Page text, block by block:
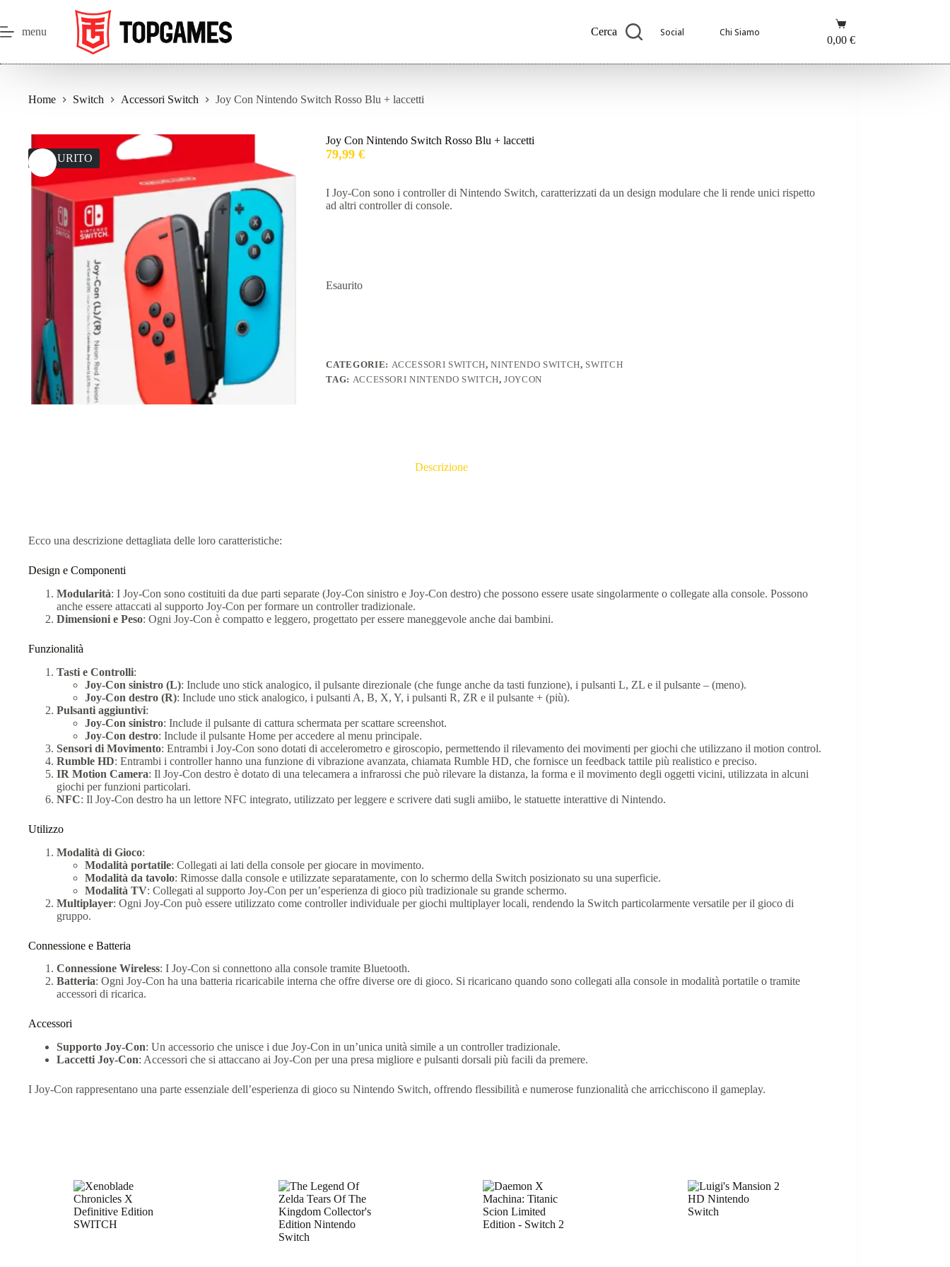
contenuto
menu Cerca Social Chi Siamo
Carrello
0,00 €
Home Switch Accessori Switch Joy Con Nintendo Switch Rosso Blu + laccetti
ESAURITO
Joy Con Nintendo Switch Rosso Blu + laccetti
79,99€
I Joy-Con sono i controller di Nintendo Switch, caratterizzati da un design modulare che li rende unici rispetto
ad altri controller di console.
Esaurito
CATEGORIE: ACCESSORI SWITCH,NINTENDO SWITCH, SWITCH
TAG: ACCESSORI NINTENDO SWITCH,JOYCON
Descrizione
Ecco una descrizione dettagliata delle loro caratteristiche:
Design e Componenti
Modularità: I Joy-Con sono costituiti da due parti separate (Joy-Con sinistro e Joy-Con destro) che possono essere usate singolarmente o collegate alla console. Possono
anche essere attaccati al supporto Joy-Con per formare un controller tradizionale.
Dimensioni e Peso: Ogni Joy-Con è compatto e leggero, progettato per essere maneggevole anche dai bambini.
Funzionalità
Tasti e Controlli:
Joy-Con sinistro (L): Include uno stick analogico, il pulsante direzionale (che funge anche da tasti funzione), i pulsanti L, ZL e il pulsante – (meno).
Joy-Con destro (R): Include uno stick analogico, i pulsanti A, B, X, Y, i pulsanti R, ZR e il pulsante + (più).
Pulsanti aggiuntivi:
Joy-Con sinistro: Include il pulsante di cattura schermata per scattare screenshot.
Joy-Con destro: Include il pulsante Home per accedere al menu principale.
Sensori di Movimento: Entrambi i Joy-Con sono dotati di accelerometro e giroscopio, permettendo il rilevamento dei movimenti per giochi che utilizzano il motion control.
Rumble HD: Entrambi i controller hanno una funzione di vibrazione avanzata, chiamata Rumble HD, che fornisce un feedback tattile più realistico e preciso.
IR Motion Camera: Il Joy-Con destro è dotato di una telecamera a infrarossi che può rilevare la distanza, la forma e il movimento degli oggetti vicini, utilizzata in alcuni
giochi per funzioni particolari.
NFC: Il Joy-Con destro ha un lettore NFC integrato, utilizzato per leggere e scrivere dati sugli amiibo, le statuette interattive di Nintendo.
Utilizzo
Modalità di Gioco:
Modalità portatile: Collegati ai lati della console per giocare in movimento.
Modalità da tavolo: Rimosse dalla console e utilizzate separatamente, con lo schermo della Switch posizionato su una superficie.
Modalità TV: Collegati al supporto Joy-Con per un’esperienza di gioco più tradizionale su grande schermo.
Multiplayer: Ogni Joy-Con può essere utilizzato come controller individuale per giochi multiplayer locali, rendendo la Switch particolarmente versatile per il gioco di
gruppo.
Connessione e Batteria
Connessione Wireless: I Joy-Con si connettono alla console tramite Bluetooth.
Batteria: Ogni Joy-Con ha una batteria ricaricabile interna che offre diverse ore di gioco. Si ricaricano quando sono collegati alla console in modalità portatile o tramite
accessori di ricarica.
Accessori
Supporto Joy-Con: Un accessorio che unisce i due Joy-Con in un’unica unità simile a un controller tradizionale.
Laccetti Joy-Con: Accessori che si attaccano ai Joy-Con per una presa migliore e pulsanti dorsali più facili da premere.
I Joy-Con rappresentano una parte essenziale dell’esperienza di gioco su Nintendo Switch, offrendo flessibilità e numerose funzionalità che arricchiscono il gameplay.